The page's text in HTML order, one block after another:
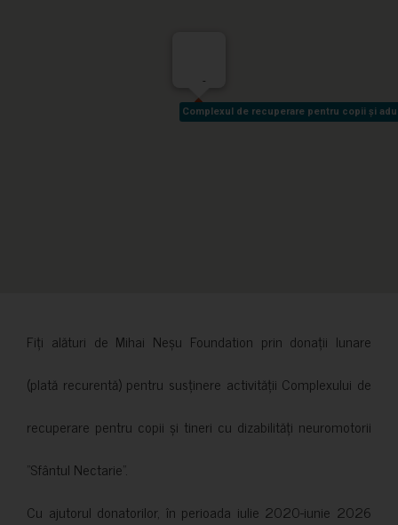
Complexul de recuperare pentru copii și
Complexul de recuperare pentru copii și
-
Fiți alături de Mihai Neșu Foundation prin donații lunare
(plată recurentă) pentru susținere activității Complexului de
recuperare pentru copii și tineri cu dizabilități neuromotorii
”Sfântul Nectarie”.
Cu ajutorul donatorilor, în perioada iulie 2020-iunie 2026